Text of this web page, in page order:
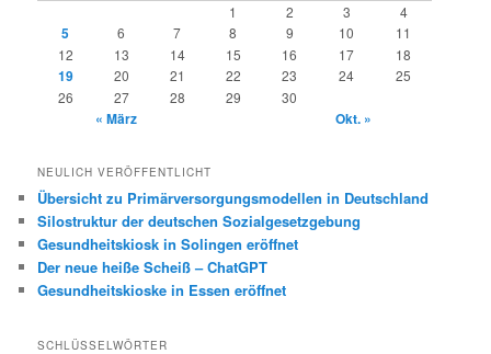
1 2 3 4
5 6 7 8 9 10
11
12
13 14 15 16 17 18
19 20 21 22 23 24
25
26
27 28 29 30
« März Okt. »
NEULICH VERÖFFENTLICHT
Übersicht zu Primärversorgungsmodellen in Deutschland
Silostruktur der deutschen Sozialgesetzgebung
Gesundheitskiosk in Solingen eröffnet
Der neue heiße Scheiß – ChatGPT
Gesundheitskioske in Essen eröffnet
SCHLÜSSELWÖRTER